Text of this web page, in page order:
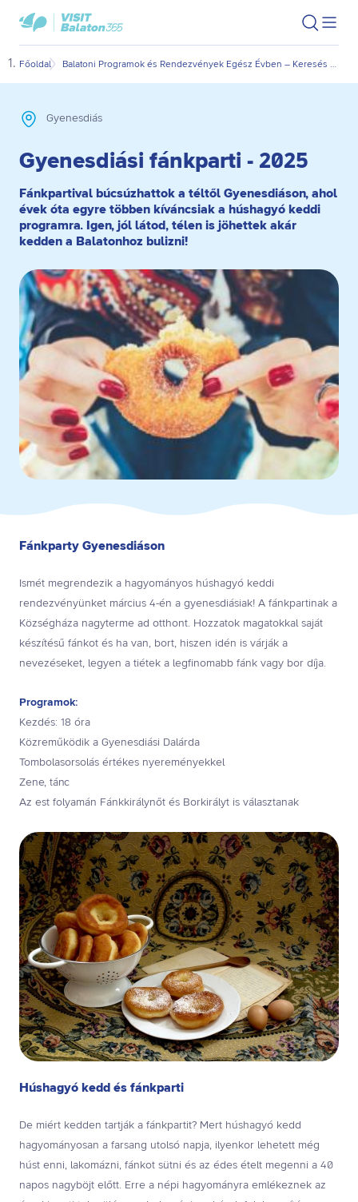
Ugrás
fő
Ugrás
oldal
VisitBalaton365
kezdőlap
Keresés
Főoldal Balatoni Programok és Rendezvények Egész Évben – Keresés Dátum és Kategória Szerint
Gyenesdiás
Gyenesdiási fánkparti - 2025
Fánkpartival búcsúzhattok a téltől Gyenesdiáson, ahol
évek óta egyre többen kíváncsiak a húshagyó keddi
programra. Igen, jól látod, télen is jöhettek akár
kedden a Balatonhoz bulizni!
Fánkparty Gyenesdiáson
Ismét megrendezik a hagyományos húshagyó keddi
rendezvényünket március 4-én a gyenesdiásiak! A fánkpartinak a
Községháza nagyterme ad otthont. Hozzatok magatokkal saját
készítésű fánkot és ha van, bort, hiszen idén is várják a
nevezéseket, legyen a tiétek a legfinomabb fánk vagy bor díja.
Programok:
Kezdés: 18 óra
Közreműködik a Gyenesdiási Dalárda
Tombolasorsolás értékes nyereményekkel
Zene, tánc
Az est folyamán Fánkkirálynőt és Borkirályt is választanak
Húshagyó kedd és fánkparti
De miért kedden tartják a fánkpartit? Mert húshagyó kedd
hagyományosan a farsang utolsó napja, ilyenkor lehetett még
húst enni, lakomázni, fánkot sütni és az édes ételt megenni a 40
napos nagyböjt előtt. Erre a népi hagyományra emlékeznek az